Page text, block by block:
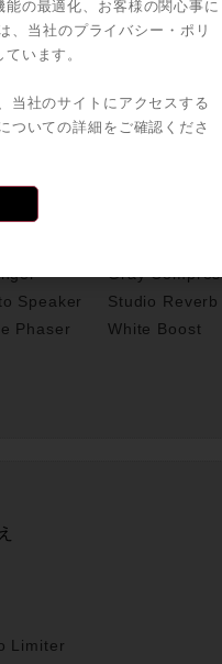
サポートプランもご購入
ラグインの利用特典がラ
Gray
Speaker
Studio Reverb
Phaser
White Boost
Limiter
の最適化、お客様の関心事に
、当社のプライバシー・ポリ
います。
当社のサイトにアクセスする
ついての詳細をご確認くださ